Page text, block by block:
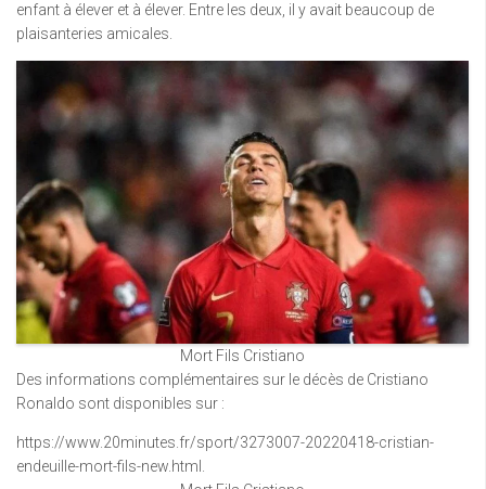
enfant à élever et à élever. Entre les deux, il y avait beaucoup de
plaisanteries amicales.
Mort Fils Cristiano
Des informations complémentaires sur le décès de Cristiano
Ronaldo sont disponibles sur :
https://www.20minutes.fr/sport/3273007-20220418-cristian-
endeuille-mort-fils-new.html.